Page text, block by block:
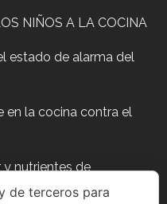
NIÑOS A LA COCINA
estado de alarma del
en la cocina contra el
y nutrientes de
de terceros para